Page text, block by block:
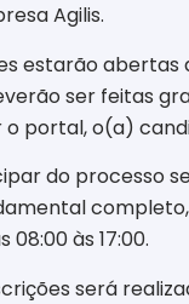
Agilis.
estarão abertas
ser feitas
o portal, o(a)
do processo
08:00 às 17:00.
será